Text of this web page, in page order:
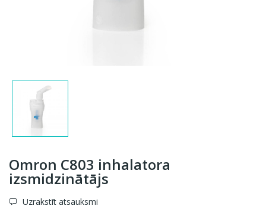
Omron C803 inhalatora
izsmidzinātājs
Uzrakstīt atsauksmi